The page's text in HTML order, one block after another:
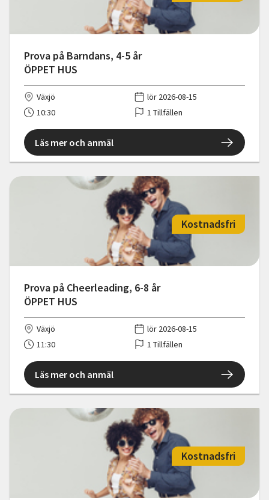
Prova på Barndans, 4-5 år
ÖPPET HUS
Växjö
lör 2026-08-15
10:30
1 Tillfällen
Läs mer och anmäl
Prova på Cheerleading, 6-8 år
ÖPPET HUS
Kostnadsfri
Växjö
lör 2026-08-15
11:30
1 Tillfällen
Läs mer och anmäl
Kostnadsfri